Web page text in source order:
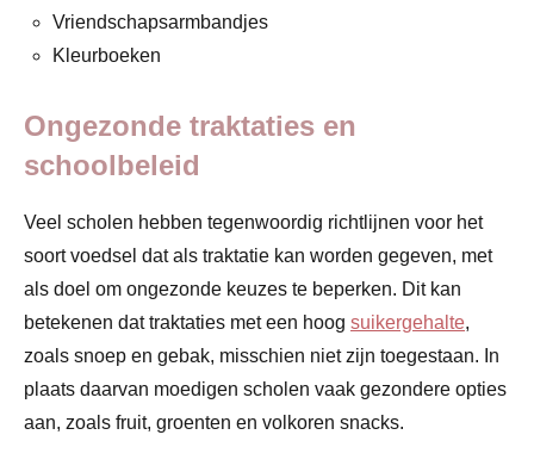
Vriendschapsarmbandjes
Kleurboeken
Ongezonde traktaties en
schoolbeleid
Veel scholen hebben tegenwoordig richtlijnen voor het
soort voedsel dat als traktatie kan worden gegeven, met
als doel om ongezonde keuzes te beperken. Dit kan
betekenen dat traktaties met een hoog suikergehalte,
zoals snoep en gebak, misschien niet zijn toegestaan. In
plaats daarvan moedigen scholen vaak gezondere opties
aan, zoals fruit, groenten en volkoren snacks.